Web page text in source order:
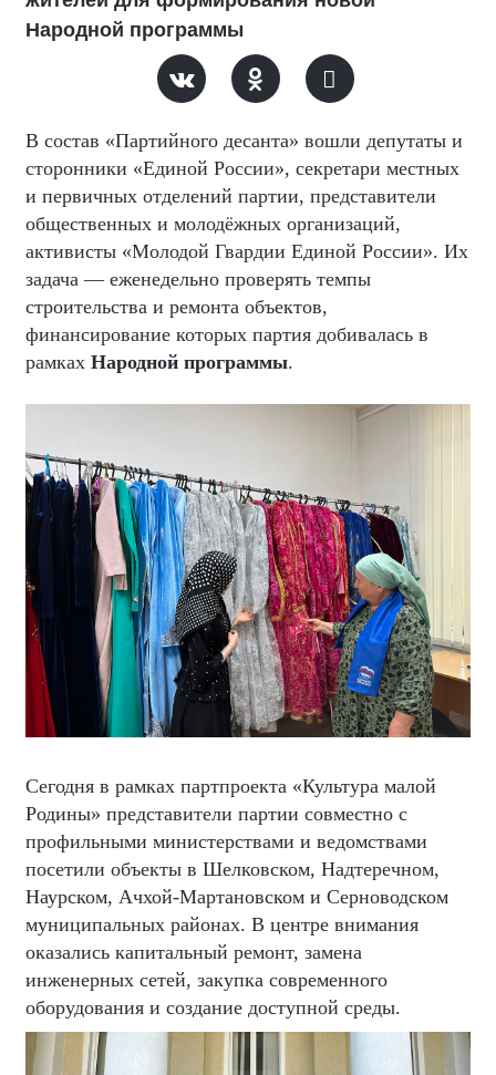
Народной программы
В состав «Партийного десанта» вошли депутаты и
сторонники «Единой России», секретари местных
и первичных отделений партии, представители
общественных и молодёжных организаций,
активисты «Молодой Гвардии Единой России». Их
задача — еженедельно проверять темпы
строительства и ремонта объектов,
финансирование которых партия добивалась в
рамках Народной программы.
Сегодня в рамках партпроекта «Культура малой
Родины» представители партии совместно с
профильными министерствами и ведомствами
посетили объекты в Шелковском, Надтеречном,
Наурском, Ачхой-Мартановском и Серноводском
муниципальных районах. В центре внимания
оказались капитальный ремонт, замена
инженерных сетей, закупка современного
оборудования и создание доступной среды.